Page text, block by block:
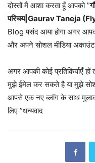
दोस्तों मै आशा करता हूँ आपको ”
परिचय|Gaurav Taneja
Blog पसंद आया होगा अगर
और अपने सोशल मीडिया अकाउंट
अगर आपकी कोई प्रतिकिर्याएँ
मुझे ईमेल कर सकते है या मुझे
आपसे एक नए ब्लॉग के साथ
लिए ”धन्यवाद